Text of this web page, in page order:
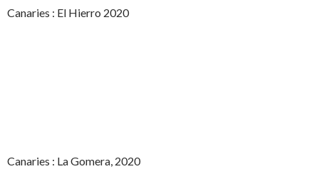
Canaries : El Hierro 2020
Canaries : La Gomera, 2020